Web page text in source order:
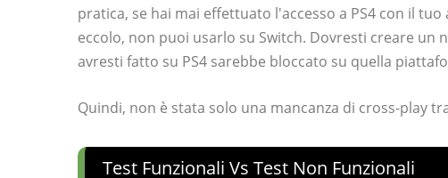
pratica, se hai mai effettuato l'accesso a PS4 con il
eccolo, non puoi usarlo su Switch. Dovresti creare un
avresti fatto su PS4 sarebbe bloccato su quella
Quindi, non è stata solo una mancanza di cross-play
Test Funzionali Vs Test Non Funzionali